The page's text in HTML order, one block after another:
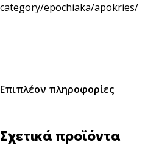
category/epochiaka/apokries/
Επιπλέον πληροφορίες
Σχετικά προϊόντα